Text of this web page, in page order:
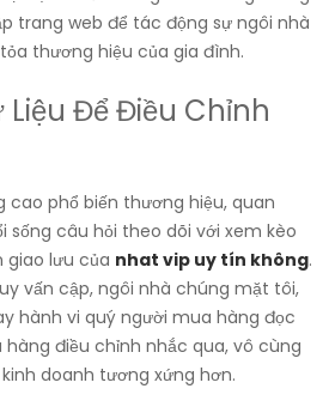
trang web để tác động sự ngôi nhà
thương hiệu của gia đình.
Liệu Để Điều Chỉnh
cao phổ biến thương hiệu, quan
sống câu hỏi theo dõi với xem kèo
giao lưu của nhat vip uy tín không.
vấn cập, ngôi nhà chúng mặt tôi,
hành vi quý người mua hàng đọc
điều chỉnh nhắc qua, vô cùng
doanh tương xứng hơn.